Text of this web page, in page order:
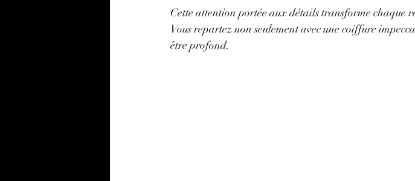
Cette attention portée aux détails transforme chaque
Vous repartez non seulement avec une coiffure
être profond.